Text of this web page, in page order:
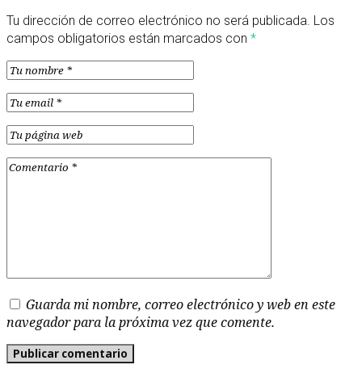
Tu dirección de correo electrónico no será publicada. Los
campos obligatorios están marcados con *
Guarda mi nombre, correo electrónico y web en este
navegador para la próxima vez que comente.